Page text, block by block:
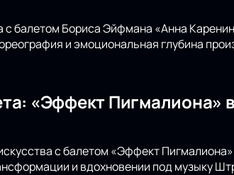
с балетом Бориса Эйфмана «Анна
и эмоциональная глубина
«Эффект Пигмалиона»
с балетом «Эффект
и вдохновении под музыку